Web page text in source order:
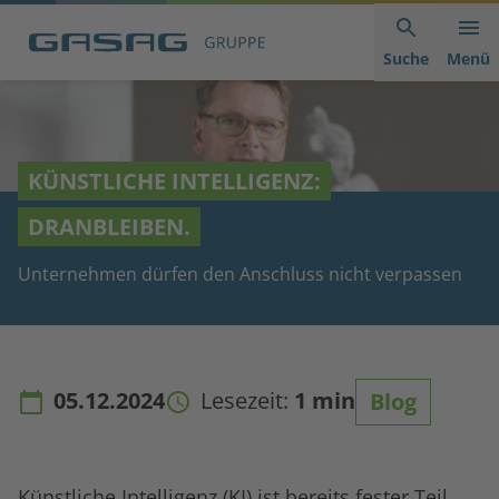
anspringen
der
anspringen
Suche Menü
KÜNSTLICHE INTELLIGENZ:
DRANBLEIBEN.
Unternehmen dürfen den Anschluss nicht verpassen
05.12.2024 Lesezeit: 1 min Blog